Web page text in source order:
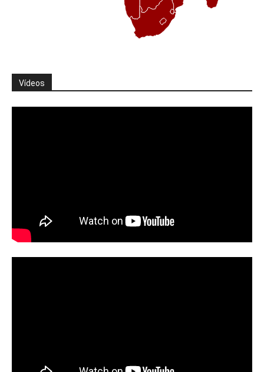
Vídeos